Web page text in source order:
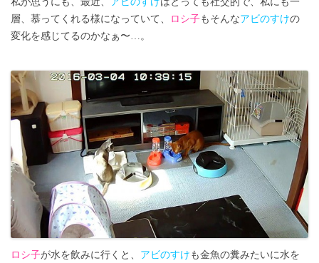
層、慕ってくれる様になっていて、
ロシ子もそんなアビのすけの
変化を感じてるのかなぁ〜…。
ロシ子が水を飲みに行くと、 アビのすけ も金魚の糞みたいに水を